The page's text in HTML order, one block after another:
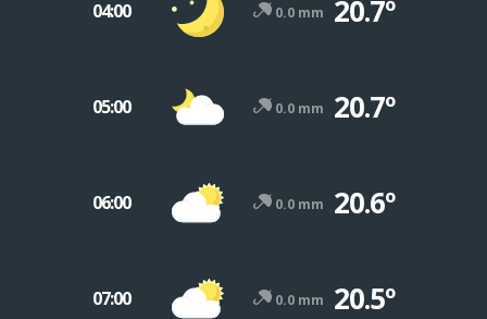
04:00 0.0 mm 20.7º
05:00 0.0 mm 20.7º
06:00 0.0 mm 20.6º
07:00 0.0 mm 20.5º